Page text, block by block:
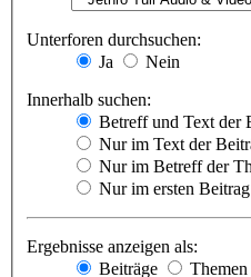
Unterforen durchsuchen:
Ja
Nein
Innerhalb suchen:
Betreff und Text der
Nur im Text der
Nur im Betreff der
Nur im ersten
Ergebnisse anzeigen als:
Beiträge
Themen